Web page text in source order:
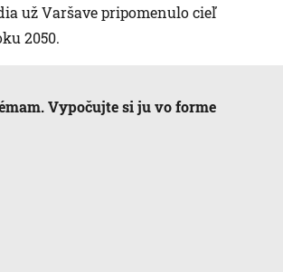
už Varšave pripomenulo cieľ
2050.
Vypočujte si ju vo forme